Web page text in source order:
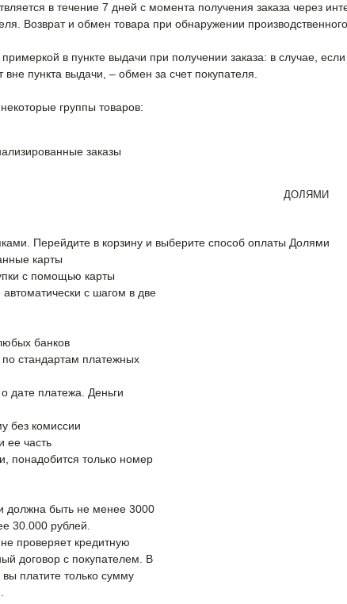
в течение 7 дней с момента получения заказа через
Возврат и обмен товара при обнаружении
в пункте выдачи при получении заказа: в случае,
пункта выдачи, – обмен за счет покупателя.
группы товаров:
заказы
ДОЛЯМИ
Перейдите в корзину и выберите способ оплаты Долями
карты
с помощью карты
с шагом в две
банков
стандартам платежных
дате платежа. Деньги
без комиссии
ее часть
понадобится только номер
должна быть не менее 3000
30.000 рублей.
проверяет кредитную
договор с покупателем. В
платите только сумму